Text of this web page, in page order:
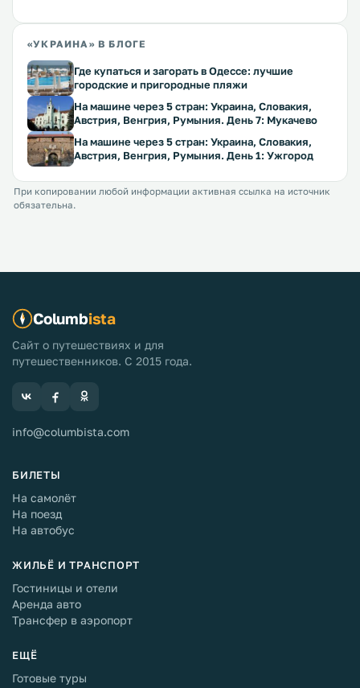
«УКРАИНА» В БЛОГЕ
Где купаться и загорать в Одессе: лучшие
городские и пригородные пляжи
На машине через 5 стран: Украина, Словакия,
Австрия, Венгрия, Румыния. День 7: Мукачево
На машине через 5 стран: Украина, Словакия,
Австрия, Венгрия, Румыния. День 1: Ужгород
При копировании любой информации активная ссылка на источник
обязательна.
Columbista
Сайт о путешествиях и для
путешественников. С 2015 года.
info@columbista.com
БИЛЕТЫ
На самолёт
На поезд
На автобус
ЖИЛЬЁ И ТРАНСПОРТ
Гостиницы и отели
Аренда авто
Трансфер в аэропорт
ЕЩЁ
Готовые туры